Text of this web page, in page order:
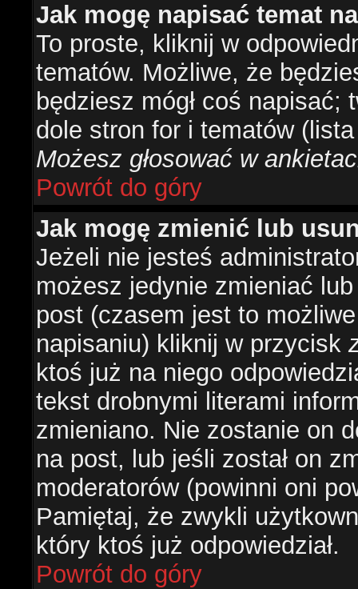
Jak mogę napisać temat
To proste, kliknij w
tematów. Możliwe, że
będziesz mógł coś
dole stron for i tematów
Możesz głosować w
Powrót do góry
Jak mogę zmienić lub
Jeżeli nie jesteś
możesz jedynie zmieniać
post (czasem jest to
napisaniu) kliknij w przycisk
ktoś już na niego
tekst drobnymi literami
zmieniano. Nie zostanie on
na post, lub jeśli został on
moderatorów (powinni oni
Pamiętaj, że zwykli
który ktoś już odpowiedział.
Powrót do góry